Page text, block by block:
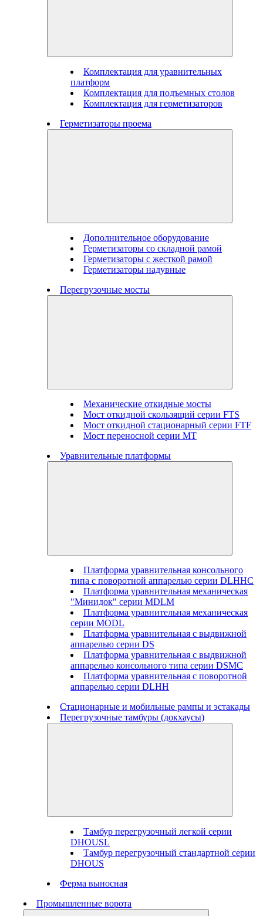
Комплектация для уравнительных
платформ
Комплектация для подъемных столов
Комплектация для герметизаторов
Герметизаторы проема
Дополнительное оборудование
Герметизаторы со складной рамой
Герметизаторы с жесткой рамой
Герметизаторы надувные
Перегрузочные мосты
Механические откидные мосты
Мост откидной скользящий серии FTS
Мост откидной стационарный серии FTF
Мост переносной серии MT
Уравнительные платформы
Платформа уравнительная консольного
типа с поворотной аппарелью серии DLHHC
Платформа уравнительная механическая
"Минидок" серии MDLM
Платформа уравнительная механическая
серии MODL
Платформа уравнительная с выдвижной
аппарелью серии DS
Платформа уравнительная с выдвижной
аппарелью консольного типа серии DSMC
Платформа уравнительная с поворотной
аппарелью серии DLHH
Стационарные и мобильные рампы и эстакады
Перегрузочные тамбуры (докхаусы)
Тамбур перегрузочный легкой серии
DHOUSL
Тамбур перегрузочный стандартной серии
DHOUS
Ферма выносная
Промышленные ворота